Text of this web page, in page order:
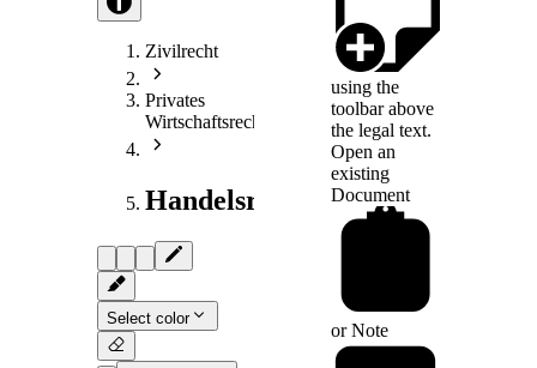
Zivilrecht
Privates
Wirtschaftsrecht
Handelsrecht
Select color
using the
toolbar above
the legal text.
Open an
existing
Document
orNote